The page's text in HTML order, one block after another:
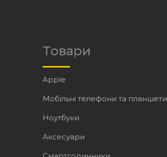
Товари
Apple
Мобільні телефони та планшети
Ноутбуки
Аксесуари